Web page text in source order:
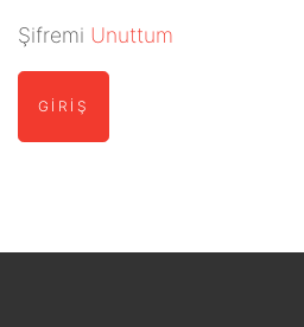
Şifremi Unuttum